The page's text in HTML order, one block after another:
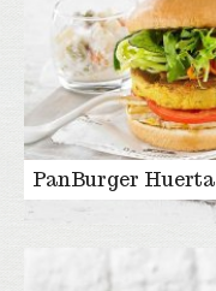
PanBurger Huerta